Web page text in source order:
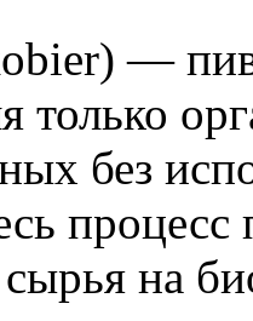
—
только
без
процесс
на